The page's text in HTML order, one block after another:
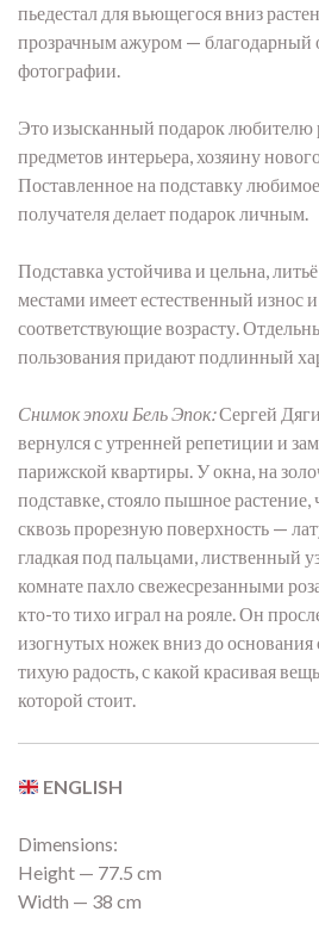
пьедестал для вьющегося вниз
прозрачным ажуром — благодарный
фотографии.
Это изысканный подарок любителю
предметов интерьера, хозяину
Поставленное на подставку
получателя делает подарок личным.
Подставка устойчива и цельна,
местами имеет естественный износ
соответствующие возрасту.
пользования придают подлинный
Снимок эпохи Бель Эпок:Сергей
вернулся с утренней репетиции и
парижской квартиры. У окна, на
подставке, стояло пышное растение,
сквозь прорезную поверхность —
гладкая под пальцами, лиственный
комнате пахло свежесрезанными
кто-то тихо играл на рояле. Он
изогнутых ножек вниз до
тихую радость, с какой красивая
которой стоит.
ENGLISH
Dimensions:
Height — 77.5 cm
Width — 38 cm